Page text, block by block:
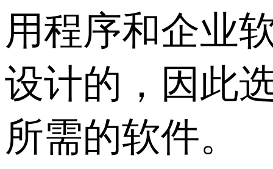
用程序和企业
设计的，因此
所需的软件。